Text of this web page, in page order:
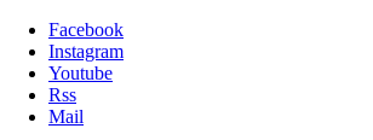
Facebook
Instagram
Youtube
Rss
Mail